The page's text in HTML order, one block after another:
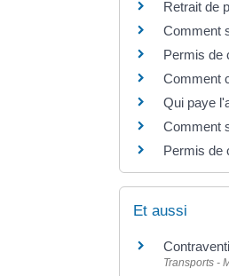
Retrait de
Comment
Permis de
Comment
Qui paye
Comment
Permis de
Et aussi
Transports -